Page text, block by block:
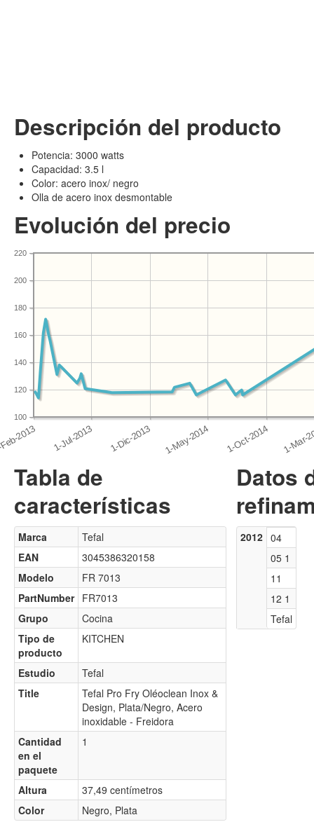
Descripción del producto
Potencia: 3000 watts
Capacidad: 3.5 l
Color: acero inox/ negro
Olla de acero inox desmontable
Evolución del precio
100
120
140
160
180
200
220
Tabla de
características
Marca
Tefal
EAN
3045386320158
Modelo
FR 7013
PartNumber FR7013
Grupo
Cocina
Tipo de
producto
KITCHEN
Estudio
Tefal
Title
Tefal Pro Fry Oléoclean Inox &
Design, Plata/Negro, Acero
inoxidable - Freidora
Cantidad
en el
paquete
1
Altura
37,49 centímetros
Color
Negro, Plata
Datos
2012 04
05 1
11
12 1
Tefal